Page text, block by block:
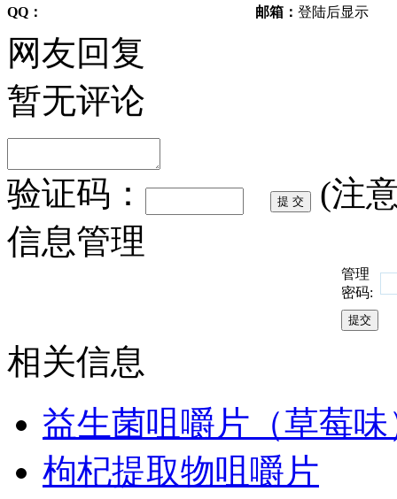
QQ：
邮箱： 登陆后显示
网友回复
暂无评论
验证码：
(注
信息管理
管理
密码:
相关信息
益生菌咀嚼片（草莓味
枸杞提取物咀嚼片